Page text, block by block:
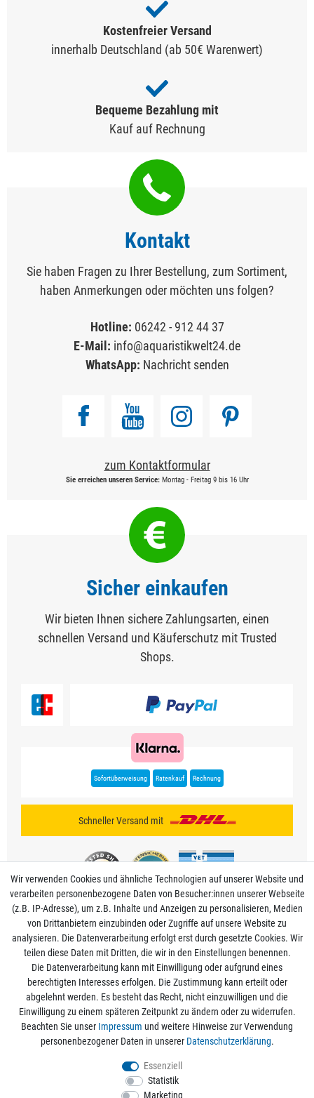
Kostenfreier Versand
innerhalb Deutschland (ab 50€ Warenwert)
Bequeme Bezahlung mit
Kauf auf Rechnung
Kontakt
Sie haben Fragen zu Ihrer Bestellung, zum Sortiment,
haben Anmerkungen oder möchten uns folgen?
Hotline: 06242 - 912 44 37
E-Mail: info@aquaristikwelt24.de
WhatsApp: Nachricht senden
zum Kontaktformular
Sie erreichen unseren Service:Montag - Freitag 9 bis 16 Uhr
Sicher einkaufen
Wir bieten Ihnen sichere Zahlungsarten, einen
schnellen Versand und Käuferschutz mit Trusted
Shops.
Sofortüberweisung Ratenkauf Rechnung
Schneller Versand mit
Mein Konto
Informationen
Rechtliche Angaben
Alle Preise sind inkl. der gesetzlichen Mehrwertsteuer und zzgl.
Wir verwenden Cookies und ähnliche Technologien auf unserer Website und
verarbeiten personenbezogene Daten von Besucher:innen unserer Webseite
(z.B. IP-Adresse), um z.B. Inhalte und Anzeigen zu personalisieren, Medien
von Drittanbietern einzubinden oder Zugriffe auf unsere Website zu
analysieren. Die Datenverarbeitung erfolgt erst durch gesetzte Cookies. Wir
teilen diese Daten mit Dritten, die wir in den Einstellungen benennen.
Die Datenverarbeitung kann mit Einwilligung oder aufgrund eines
berechtigten Interesses erfolgen. Die Zustimmung kann erteilt oder
abgelehnt werden. Es besteht das Recht, nicht einzuwilligen und die
Einwilligung zu einem späteren Zeitpunkt zu ändern oder zu widerrufen.
Beachten Sie unser Impressum und weitere Hinweise zur Verwendung
personenbezogener Daten in unserer Daten­schutz­erklärung.
Essenziell
Statistik
Marketing